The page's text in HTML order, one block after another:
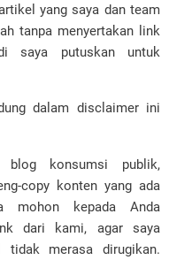
yang saya dan team
tanpa menyertakan link
saya putuskan untuk
dalam disclaimer ini
blog konsumsi publik,
copy konten yang ada
mohon kepada Anda
dari kami, agar saya
merasa dirugikan.